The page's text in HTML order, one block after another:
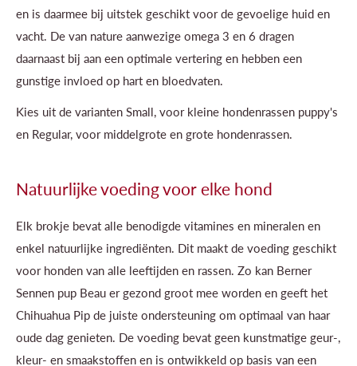
en is daarmee bij uitstek geschikt voor de gevoelige huid en
vacht. De van nature aanwezige omega 3 en 6 dragen
daarnaast bij aan een optimale vertering en hebben een
gunstige invloed op hart en bloedvaten.
Kies uit de varianten Small, voor kleine hondenrassen puppy's
en Regular, voor middelgrote en grote hondenrassen.
Natuurlijke voeding voor elke hond
Elk brokje bevat alle benodigde vitamines en mineralen en
enkel natuurlijke ingrediënten. Dit maakt de voeding geschikt
voor honden van alle leeftijden en rassen. Zo kan Berner
Sennen pup Beau er gezond groot mee worden en geeft het
Chihuahua Pip de juiste ondersteuning om optimaal van haar
oude dag genieten. De voeding bevat geen kunstmatige geur-,
kleur- en smaakstoffen en is ontwikkeld op basis van een